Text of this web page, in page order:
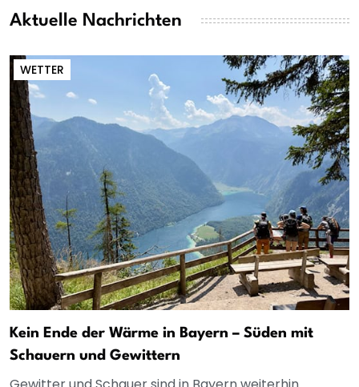
Aktuelle Nachrichten
WETTER
Kein Ende der Wärme in Bayern – Süden mit
Schauern und Gewittern